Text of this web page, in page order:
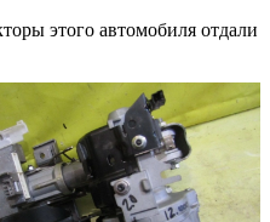
этого автомобиля отдали